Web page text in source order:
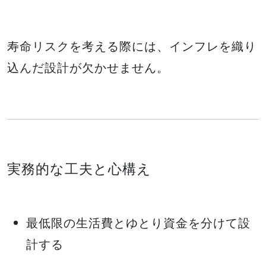
寿命リスクを考える際には、インフレを織り
込んだ設計が欠かせません。
実務的な工夫と心構え
最低限の生活費とゆとり資金を分けて設
計する